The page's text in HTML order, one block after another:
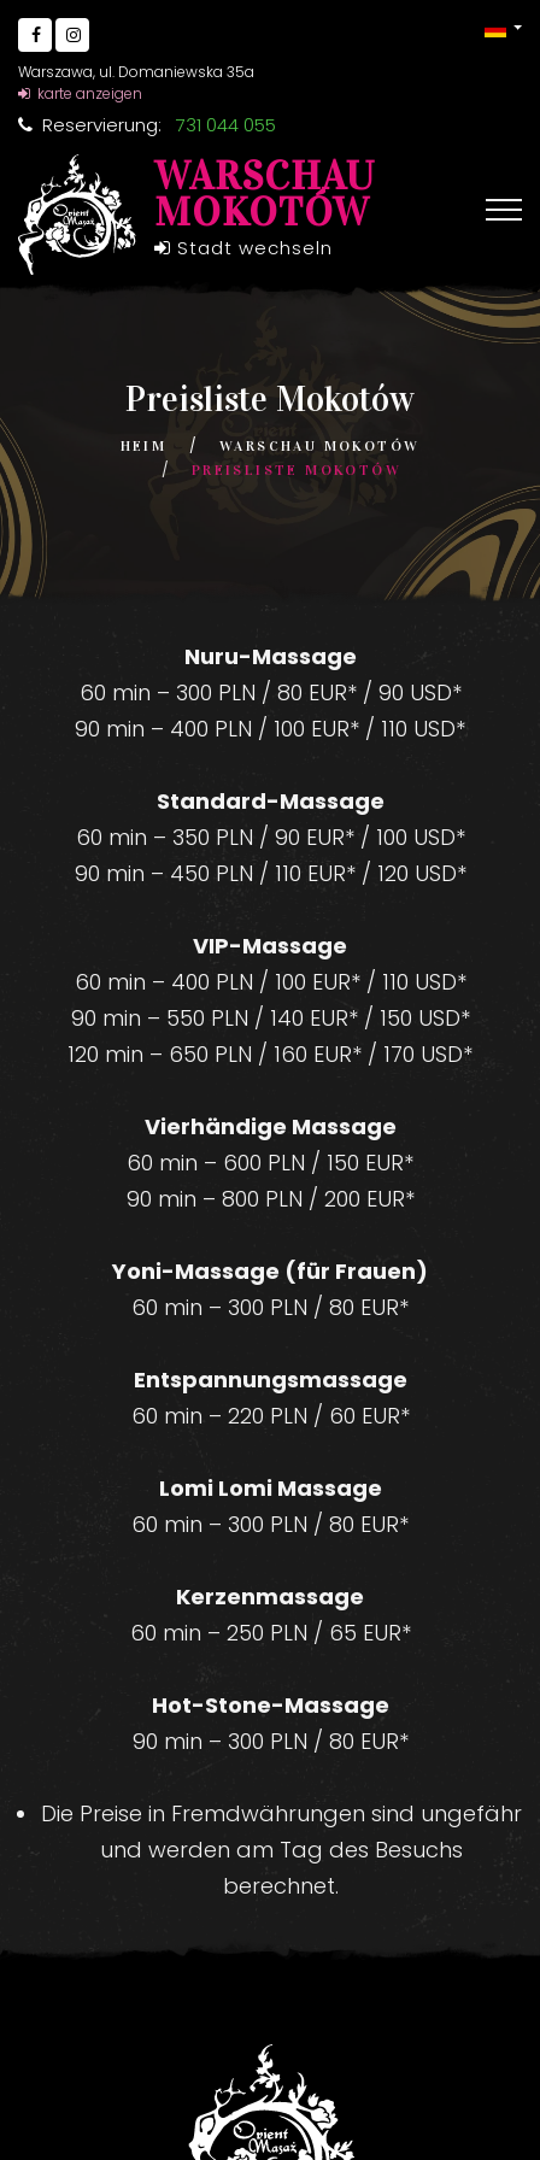
Warszawa, ul. Domaniewska 35a
karte anzeigen
Reservierung: 731 044 055
WARSCHAU
MOKOTÓW
Stadt wechseln
Preisliste Mokotów
HEIM
WARSCHAU MOKOTÓW
PREISLISTE MOKOTÓW
Nuru-Massage
60 min – 300 PLN / 80 EUR* / 90 USD*
90 min – 400 PLN / 100 EUR* / 110 USD*
Standard-Massage
60 min – 350 PLN / 90 EUR* / 100 USD*
90 min – 450 PLN / 110 EUR* / 120 USD*
VIP-Massage
60 min – 400 PLN / 100 EUR* / 110 USD*
90 min – 550 PLN / 140 EUR* / 150 USD*
120 min – 650 PLN / 160 EUR* / 170 USD*
Vierhändige Massage
60 min – 600 PLN / 150 EUR*
90 min – 800 PLN / 200 EUR*
Yoni-Massage (für Frauen)
60 min – 300 PLN / 80 EUR*
Entspannungsmassage
60 min – 220 PLN / 60 EUR*
Lomi Lomi Massage
60 min – 300 PLN / 80 EUR*
Kerzenmassage
60 min – 250 PLN / 65 EUR*
Hot-Stone-Massage
90 min – 300 PLN / 80 EUR*
Die Preise in Fremdwährungen sind ungefähr
und werden am Tag des Besuchs
berechnet.